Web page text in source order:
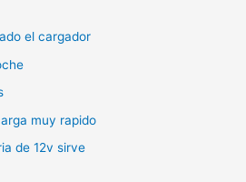
el cargador
muy rapido
de 12v sirve